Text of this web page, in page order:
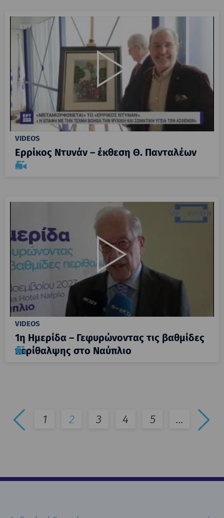
VIDEOS
Ερρίκος Ντυνάν – έκθεση Θ. Πανταλέων
VIDEOS
1η Ημερίδα – Γεφυρώνοντας τις βαθμίδες
περίθαλψης στο Ναύπλιο
1 2 3 4 5 ...